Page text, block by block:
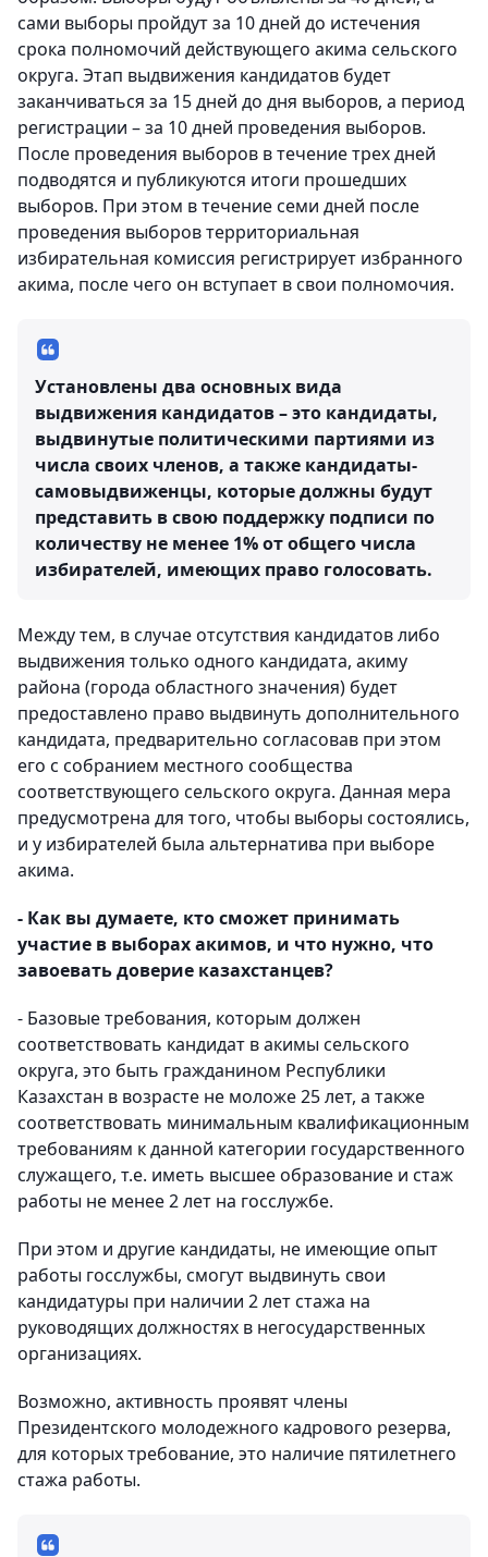
сами выборы пройдут за 10 дней до истечения
срока полномочий действующего акима сельского
округа. Этап выдвижения кандидатов будет
заканчиваться за 15 дней до дня выборов, а период
регистрации – за 10 дней проведения выборов.
После проведения выборов в течение трех дней
подводятся и публикуются итоги прошедших
выборов. При этом в течение семи дней после
проведения выборов территориальная
избирательная комиссия регистрирует избранного
акима, после чего он вступает в свои полномочия.
Установлены два основных вида
выдвижения кандидатов – это кандидаты,
выдвинутые политическими партиями из
числа своих членов, а также кандидаты-
самовыдвиженцы, которые должны будут
представить в свою поддержку подписи по
количеству не менее 1% от общего числа
избирателей, имеющих право голосовать.
Между тем, в случае отсутствия кандидатов либо
выдвижения только одного кандидата, акиму
района (города областного значения) будет
предоставлено право выдвинуть дополнительного
кандидата, предварительно согласовав при этом
его с собранием местного сообщества
соответствующего сельского округа. Данная мера
предусмотрена для того, чтобы выборы состоялись,
и у избирателей была альтернатива при выборе
акима.
- Как вы думаете, кто сможет принимать
участие в выборах акимов, и что нужно, что
завоевать доверие казахстанцев?
- Базовые требования, которым должен
соответствовать кандидат в акимы сельского
округа, это быть гражданином Республики
Казахстан в возрасте не моложе 25 лет, а также
соответствовать минимальным квалификационным
требованиям к данной категории государственного
служащего, т.е. иметь высшее образование и стаж
работы не менее 2 лет на госслужбе.
При этом и другие кандидаты, не имеющие опыт
работы госслужбы, смогут выдвинуть свои
кандидатуры при наличии 2 лет стажа на
руководящих должностях в негосударственных
организациях.
Возможно, активность проявят члены
Президентского молодежного кадрового резерва,
для которых требование, это наличие пятилетнего
стажа работы.